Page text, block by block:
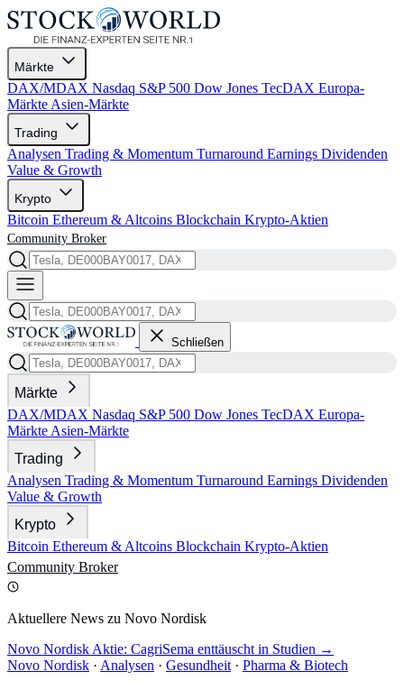
Märkte
DAX/MDAX Nasdaq S&P 500 Dow Jones TecDAX Europa-
Märkte Asien-Märkte
Trading
Analysen Trading & Momentum Turnaround Earnings Dividenden
Value & Growth
Krypto
Bitcoin Ethereum & Altcoins Blockchain Krypto-Aktien
Community Broker
Schließen
Märkte
DAX/MDAX Nasdaq S&P 500 Dow Jones TecDAX Europa-
Märkte Asien-Märkte
Trading
Analysen Trading & Momentum Turnaround Earnings Dividenden
Value & Growth
Krypto
Bitcoin Ethereum & Altcoins Blockchain Krypto-Aktien
Community Broker
Aktuellere News zu Novo Nordisk
Novo Nordisk Aktie: CagriSema enttäuscht in Studien →
Novo Nordisk · Analysen · Gesundheit · Pharma & Biotech